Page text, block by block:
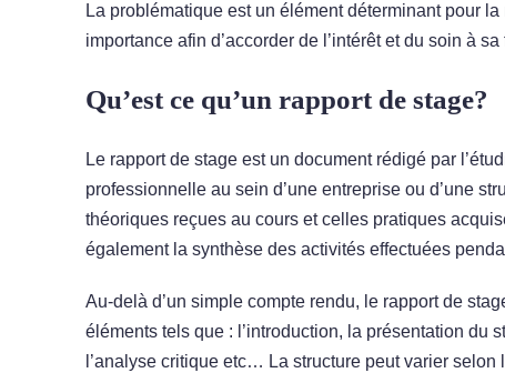
La problématique est un élément déterminant pour
importance afin d’accorder de l’intérêt et du soin à
Qu’est ce qu’un rapport de stage?
Le rapport de stage est un document rédigé par
professionnelle au sein d’une entreprise ou d’une
théoriques reçues au cours et celles pratiques
également la synthèse des activités effectuées
Au-delà d’un simple compte rendu, le rapport de
éléments tels que : l’introduction, la présentation du
l’analyse critique etc… La structure peut varier